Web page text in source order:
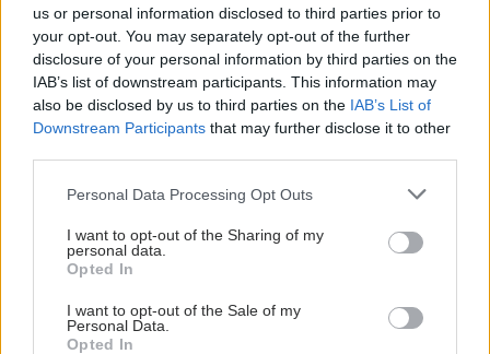
us or personal information disclosed to third parties prior to
your opt-out. You may separately opt-out of the further
disclosure of your personal information by third parties on the
IAB’s list of downstream participants. This information may
also be disclosed by us to third parties on the IAB’s List of
Downstream Participants that may further disclose it to other
Please note that this website/app uses one or more Google
not limited to your visit or usage behaviour. You may click to
grant or deny consent to Google and its third-party tags to
use your data for below specified purposes in below Google
consent section.
Personal Data Processing Opt Outs
I want to opt-out of the Sharing of my
personal data.
Opted In
I want to opt-out of the Sale of my
Personal Data.
Opted In